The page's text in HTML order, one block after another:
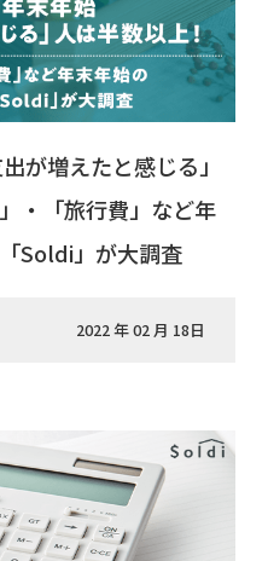
が増えたと感じる」
・「旅行費」など年
Soldi」が大調査
2022 年 02 月 18日